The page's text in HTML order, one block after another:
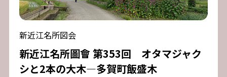
新近江名所図会
新近江名所圖會 第353回 オタマジャク
シと2本の大木―多賀町飯盛木